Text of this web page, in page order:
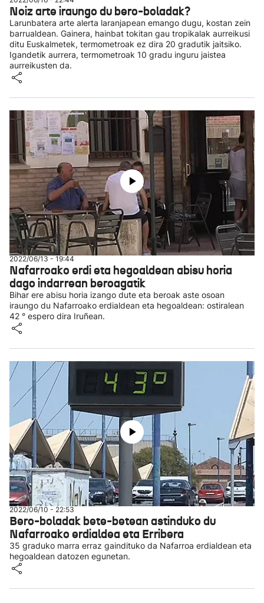
Noiz arte iraungo du bero-boladak?
Larunbatera arte alerta laranjapean emango dugu, kostan zein
barrualdean. Gainera, hainbat tokitan gau tropikalak aurreikusi
ditu Euskalmetek, termometroak ez dira 20 gradutik jaitsiko.
Igandetik aurrera, termometroak 10 gradu inguru jaistea
aurreikusten da.
2022/06/13 - 19:44
Nafarroako erdi eta hegoaldean abisu horia
dago indarrean beroagatik
Bihar ere abisu horia izango dute eta beroak aste osoan
iraungo du Nafarroako erdialdean eta hegoaldean: ostiralean
42 ° espero dira Iruñean.
2022/06/10 - 22:53
Bero-boladak bete-betean astinduko du
Nafarroako erdialdea eta Erribera
35 graduko marra erraz gaindituko da Nafarroa erdialdean eta
hegoaldean datozen egunetan.